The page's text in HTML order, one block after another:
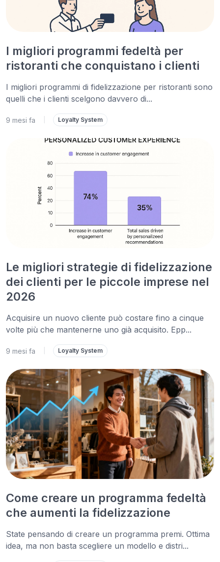
I migliori programmi fedeltà per
ristoranti che conquistano i clienti
I migliori programmi di fidelizzazione per ristoranti sono
quelli che i clienti scelgono davvero di...
9 mesi fa Loyalty System
Le migliori strategie di fidelizzazione
dei clienti per le piccole imprese nel
2026
Acquisire un nuovo cliente può costare fino a cinque
volte più che mantenerne uno già acquisito. Epp...
9 mesi fa Loyalty System
Come creare un programma fedeltà
che aumenti la fidelizzazione
State pensando di creare un programma premi. Ottima
idea, ma non basta scegliere un modello e distri...